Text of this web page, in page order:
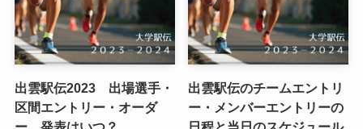
出雲駅伝2023 出場選手・
区間エントリー・オーダ
出雲駅伝のチームエントリ
ー・メンバーエントリーの